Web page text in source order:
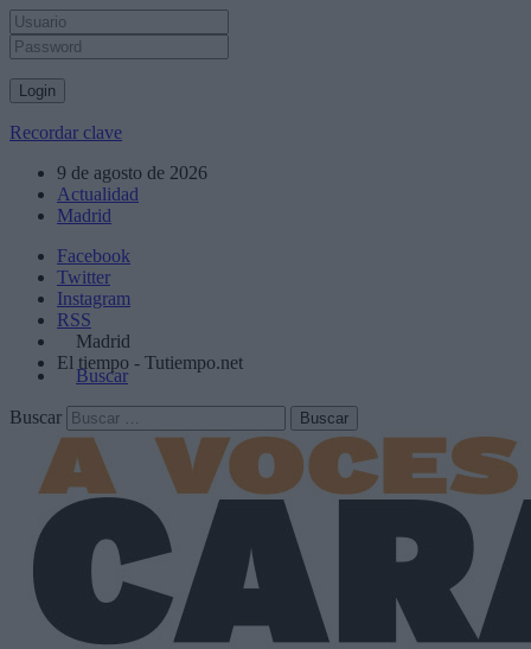
Recordar clave
9 de agosto de 2026
Actualidad
Madrid
Facebook
Twitter
Instagram
RSS
Madrid
El tiempo - Tutiempo.net
Buscar
Buscar